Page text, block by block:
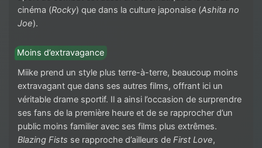
cinéma (Rocky) que dans la culture japonaise (Ashita no
Joe).
Moins d’extravagance
Miike prend un style plus terre-à-terre, beaucoup moins
extravagant que dans ses autres films, offrant ici un
véritable drame sportif. Il a ainsi l’occasion de surprendre
ses fans de la première heure et de se rapprocher d’un
public moins familier avec ses films plus extrêmes.
Blazing Fists se rapproche d’ailleurs de First Love,